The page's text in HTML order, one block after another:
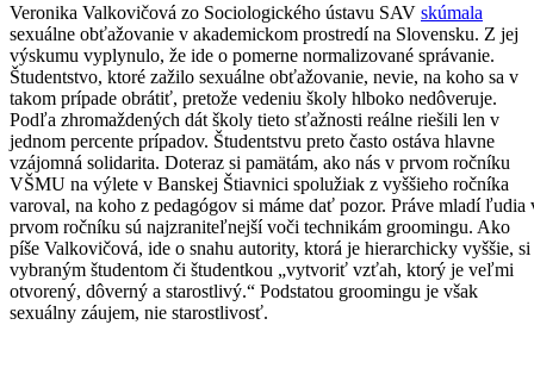
Veronika Valkovičová zo Sociologického ústavu SAV skúmala
sexuálne obťažovanie v akademickom prostredí na Slovensku. Z jej
výskumu vyplynulo, že ide o pomerne normalizované správanie.
Študentstvo, ktoré zažilo sexuálne obťažovanie, nevie, na koho sa v
takom prípade obrátiť, pretože vedeniu školy hlboko nedôveruje.
Podľa zhromaždených dát školy tieto sťažnosti reálne riešili len v
jednom percente prípadov. Študentstvu preto často ostáva hlavne
vzájomná solidarita. Doteraz si pamätám, ako nás v prvom ročníku
VŠMU na výlete v Banskej Štiavnici spolužiak z vyššieho ročníka
varoval, na koho z pedagógov si máme dať pozor. Práve mladí ľudia
prvom ročníku sú najzraniteľnejší voči technikám groomingu. Ako
píše Valkovičová, ide o snahu autority, ktorá je hierarchicky vyššie, si
vybraným študentom či študentkou „vytvoriť vzťah, ktorý je veľmi
otvorený, dôverný a starostlivý.“ Podstatou groomingu je však
sexuálny záujem, nie starostlivosť.